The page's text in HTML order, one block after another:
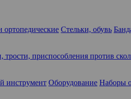
ортопедические Стельки, обувь
трости, приспособления против
инструмент Оборудование Наборы